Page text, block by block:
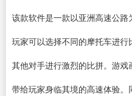
该款软件是一款以亚洲高速公路
玩家可以选择不同的摩托车进
其他对手进行激烈的比拼。游戏
带给玩家身临其境的高速体验